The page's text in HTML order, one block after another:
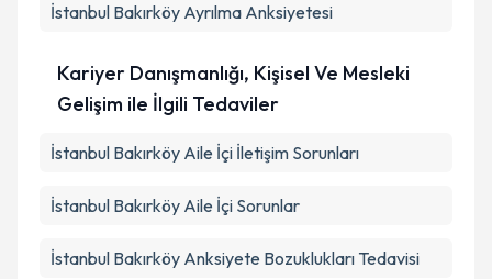
İstanbul Bakırköy Ayrılma Anksiyetesi
Kariyer Danışmanlığı, Kişisel Ve Mesleki
Gelişim ile İlgili Tedaviler
İstanbul Bakırköy Aile İçi İletişim Sorunları
İstanbul Bakırköy Aile İçi Sorunlar
İstanbul Bakırköy Anksiyete Bozuklukları Tedavisi